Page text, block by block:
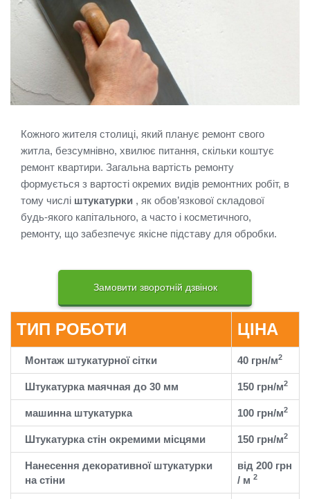
Кожного жителя столиці, який планує ремонт свого
житла, безсумнівно, хвилює питання, скільки коштує
ремонт квартири. Загальна вартість ремонту
формується з вартості окремих видів ремонтних робіт, в
тому числі штукатурки , як обов’язкової складової
будь-якого капітального, а часто і косметичного,
ремонту, що забезпечує якісне підставу для обробки.
Замовити зворотній дзвінок
ТИП РОБОТИ ЦІНА
Монтаж штукатурної сітки 40 грн/м2
Штукатурка маячная до 30 мм 150 грн/м2
машинна штукатурка 100 грн/м2
Штукатурка стін окремими місцями 150 грн/м2
Нанесення декоративної штукатурки
на стіни
від 200 грн
/ м 2